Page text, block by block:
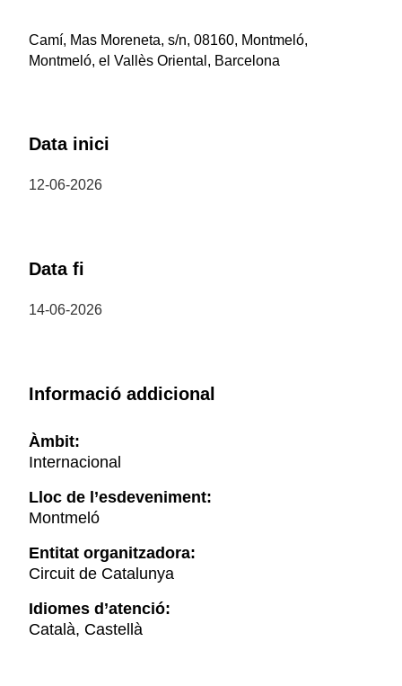
Camí, Mas Moreneta, s/n, 08160, Montmeló,
Montmeló, el Vallès Oriental, Barcelona
Data inici
12-06-2026
Data fi
14-06-2026
Informació addicional
Àmbit:
Internacional
Lloc de l’esdeveniment:
Montmeló
Entitat organitzadora:
Circuit de Catalunya
Idiomes d’atenció:
Català, Castellà